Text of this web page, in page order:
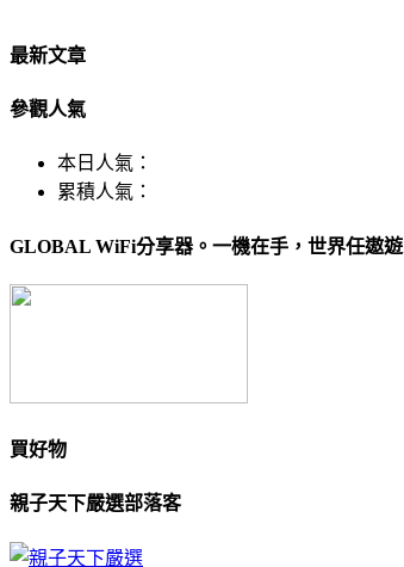
最新文章
參觀人氣
本日人氣：
累積人氣：
GLOBAL WiFi分享器。一機在手，世界任遨遊
買好物
親子天下嚴選部落客